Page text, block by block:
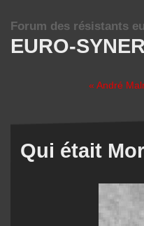
EURO-
Forum des résistants
« André
Qui était